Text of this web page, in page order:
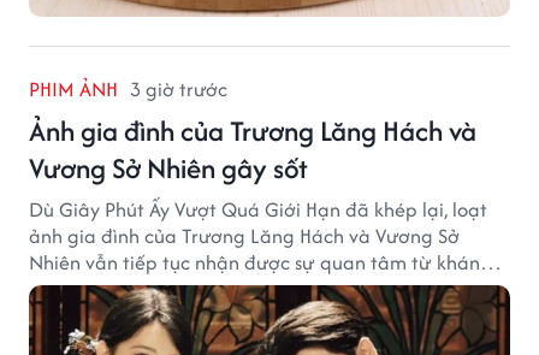
PHIM ẢNH 3 giờ trước
Ảnh gia đình của Trương Lăng Hách và
Vương Sở Nhiên gây sốt
Dù Giây Phút Ấy Vượt Quá Giới Hạn đã khép lại, loạt
ảnh gia đình của Trương Lăng Hách và Vương Sở
Nhiên vẫn tiếp tục nhận được sự quan tâm từ khán
giả.